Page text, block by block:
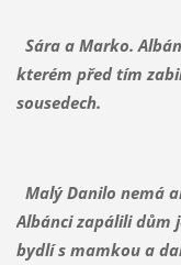
Sára a Marko.
kterém před tím
sousedech.
Malý Danilo nemá
Albánci zapálili dům
bydlí s mamkou a